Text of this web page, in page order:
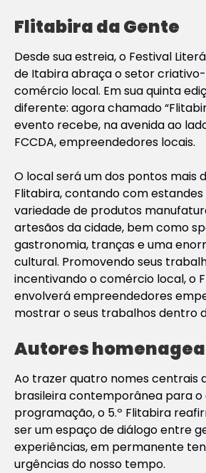
Flitabira da Gente
Desde sua estreia, o Festival
de Itabira abraça o setor
comércio local. Em sua quinta
diferente: agora chamado
evento recebe, na avenida ao
FCCDA, empreendedores locais.
O local será um dos pontos mais
Flitabira, contando com
variedade de produtos
artesãos da cidade, bem como
gastronomia, tranças e uma
cultural. Promovendo seus
incentivando o comércio local, o
envolverá empreendedores
mostrar o seus trabalhos dentro
Autores
Ao trazer quatro nomes centrais
brasileira contemporânea para
programação, o 5.º Flitabira
ser um espaço de diálogo entre
experiências, em permanente
urgências do nosso tempo.